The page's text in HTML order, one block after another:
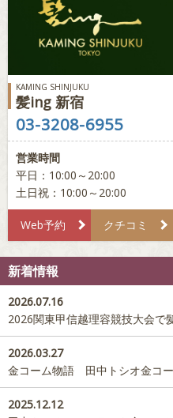
KAMING SHINJUKU
髪ing 新宿
03-3208-6955
営業時間
平日：10:00～20:00
土日祝：10:00～20:00
Web予約 クチコミ
新着情報
2026.07.16
2026関東甲信越理容競技大会で
2026.03.27
金コーム物語 田中トシオ金コ
2025.12.12